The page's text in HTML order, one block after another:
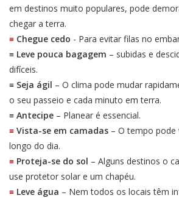
em destinos muito populares, pode
chegar a terra.
≡ Chegue cedo - Para evitar filas no
≡ Leve pouca bagagem – subidas e
difíceis.
≡ Seja ágil – O clima pode mudar
o seu passeio e cada minuto em terra.
≡ Antecipe – Planear é essencial.
≡ Vista-se em camadas – O tempo pode
longo do dia.
≡ Proteja-se do sol – Alguns destinos o
use protetor solar e um chapéu.
≡ Leve água – Nem todos os locais têm